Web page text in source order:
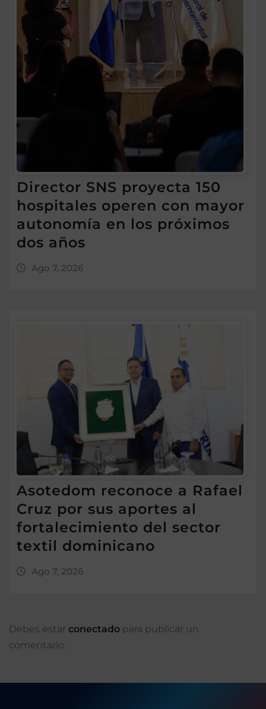
Director SNS proyecta 150
hospitales operen con mayor
autonomía en los próximos
dos años
Ago 7, 2026
Asotedom reconoce a Rafael
Cruz por sus aportes al
fortalecimiento del sector
textil dominicano
Ago 7, 2026
Debes estar conectado para publicar un
comentario.